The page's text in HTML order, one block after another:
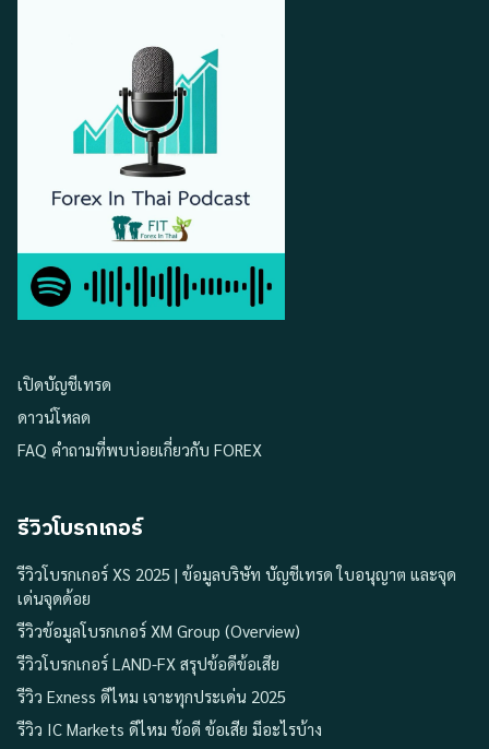
เปิดบัญชีเทรด
ดาวน์โหลด
FAQ คำถามที่พบบ่อยเกี่ยวกับ FOREX
รีวิวโบรกเกอร์
รีวิวโบรกเกอร์ XS 2025 | ข้อมูลบริษัท บัญชีเทรด ใบอนุญาต และจุด
เด่นจุดด้อย
รีวิวข้อมูลโบรกเกอร์ XM Group (Overview)
รีวิวโบรกเกอร์ LAND-FX สรุปข้อดีข้อเสีย
รีวิว Exness ดีไหม เจาะทุกประเด่น 2025
รีวิว IC Markets ดีไหม ข้อดี ข้อเสีย มีอะไรบ้าง